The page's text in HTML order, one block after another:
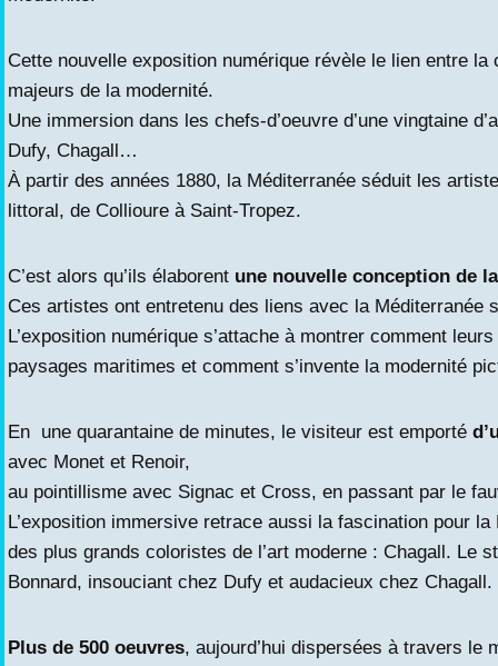
Cette nouvelle exposition numérique révèle le lien entre
majeurs de la modernité.
Une immersion dans les chefs-d’oeuvre d’une vingtaine
Dufy, Chagall…
À partir des années 1880, la Méditerranée séduit les
littoral, de Collioure à Saint-Tropez.
C’est alors qu’ils élaborent une nouvelle conception de
Ces artistes ont entretenu des liens avec la
L’exposition numérique s’attache à montrer comment
paysages maritimes et comment s’invente la modernité
En une quarantaine de minutes, le visiteur est emporté
avec Monet et Renoir,
au pointillisme avec Signac et Cross, en passant par le
L’exposition immersive retrace aussi la fascination pour
des plus grands coloristes de l’art moderne : Chagall. Le
Bonnard, insouciant chez Dufy et audacieux chez Chagall.
Plus de 500 oeuvres, aujourd’hui dispersées à travers le